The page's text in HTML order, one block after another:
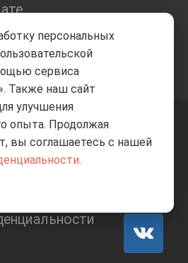
ВВЕРХ
персональных
сервиса
Также наш сайт
улучшения
опыта. Продолжая
вы соглашаетесь с нашей
.